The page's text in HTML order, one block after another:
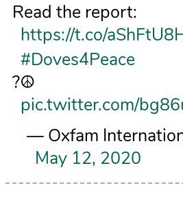
Read the report:
https://t.co/
#Doves4Peace
?️☮️
pic.twitter.com/
— Oxfam
May 12, 2020